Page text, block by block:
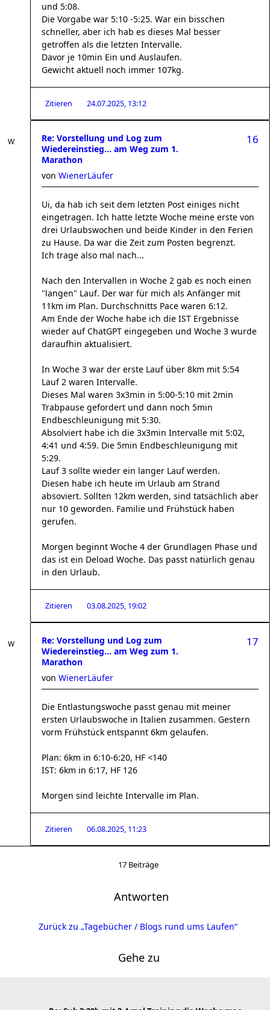
und 5:08.
Die Vorgabe war 5:10 -5:25. War ein bisschen
schneller, aber ich hab es dieses Mal besser
getroffen als die letzten Intervalle.
Davor je 10min Ein und Auslaufen.
Gewicht aktuell noch immer 107kg.
Zitieren 24.07.2025, 13:12
Re: Vorstellung und Log zum
Wiedereinstieg... am Weg zum 1.
Marathon
16
von WienerLäufer
Ui, da hab ich seit dem letzten Post einiges nicht
eingetragen. Ich hatte letzte Woche meine erste von
drei Urlaubswochen und beide Kinder in den Ferien
zu Hause. Da war die Zeit zum Posten begrenzt.
Ich trage also mal nach...
Nach den Intervallen in Woche 2 gab es noch einen
"langen" Lauf. Der war für mich als Anfänger mit
11km im Plan. Durchschnitts Pace waren 6:12.
Am Ende der Woche habe ich die IST Ergebnisse
wieder auf ChatGPT eingegeben und Woche 3 wurde
daraufhin aktualisiert.
In Woche 3 war der erste Lauf über 8km mit 5:54
Lauf 2 waren Intervalle.
Dieses Mal waren 3x3min in 5:00-5:10 mit 2min
Trabpause gefordert und dann noch 5min
Endbeschleunigung mit 5:30.
Absolviert habe ich die 3x3min Intervalle mit 5:02,
4:41 und 4:59. Die 5min Endbeschleunigung mit
5:29.
Lauf 3 sollte wieder ein langer Lauf werden.
Diesen habe ich heute im Urlaub am Strand
absoviert. Sollten 12km werden, sind tatsächlich aber
nur 10 geworden. Familie und Frühstück haben
gerufen.
Morgen beginnt Woche 4 der Grundlagen Phase und
das ist ein Deload Woche. Das passt natürlich genau
in den Urlaub.
Zitieren 03.08.2025, 19:02
Re: Vorstellung und Log zum
Wiedereinstieg... am Weg zum 1.
Marathon
17
von WienerLäufer
Die Entlastungswoche passt genau mit meiner
ersten Urlaubswoche in Italien zusammen. Gestern
vorm Frühstück entspannt 6km gelaufen.
Plan: 6km in 6:10-6:20, HF <140
IST: 6km in 6:17, HF 126
Morgen sind leichte Intervalle im Plan.
Zitieren 06.08.2025, 11:23
17 Beiträge
Antworten
Zurück zu „Tagebücher / Blogs rund ums Laufen“
Gehe zu